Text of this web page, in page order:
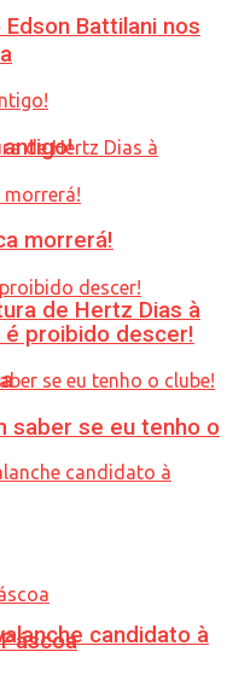
de Hertz Dias à
candidato à
Battilani nos
morrerá!
proibido descer!
saber se eu tenho o